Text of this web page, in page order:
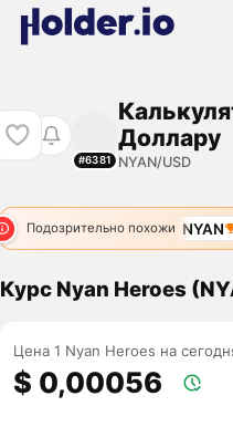
#6381
Доллару
NYAN/USD
Подозрительно похожи
NYAN 5345 NYAN
Курс Nyan Heroes
Цена 1 Nyan Heroes на
$ 0,00056